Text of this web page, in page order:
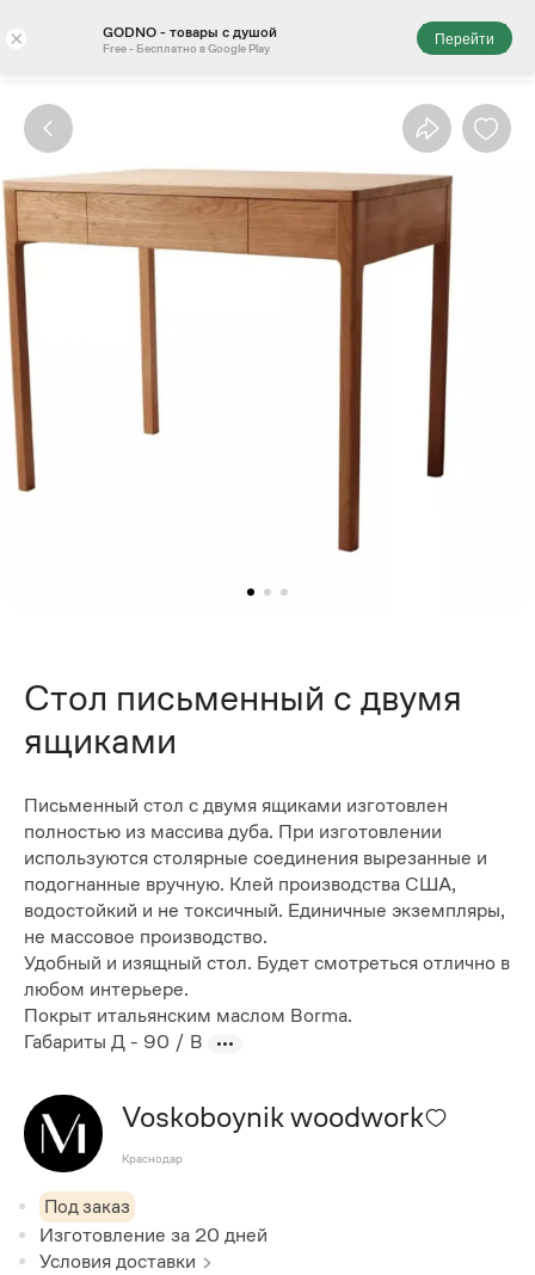
× GODNO - товары с душой
Free - Бесплатно в Google Play
Перейти
Стол письменный с двумя
ящиками
Письменный стол с двумя ящиками изготовлен
полностью из массива дуба. При изготовлении
используются столярные соединения вырезанные и
подогнанные вручную. Клей производства США,
водостойкий и не токсичный. Единичные экземпляры,
не массовое производство.
Удобный и изящный стол. Будет смотреться отлично в
любом интерьере.
Покрыт итальянским маслом Borma.
Габариты Д - 90 / В
Voskoboynik woodwork
Краснодар
Под заказ
Изготовление за 20 дней
Условия доставки